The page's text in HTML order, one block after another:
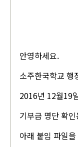
안영하세요.
소주한국학교 행
2016년 12월19
기부금 명단 확
아래 붙임 파일